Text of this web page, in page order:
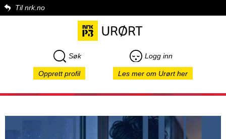
Til nrk.no
Søk Logg inn
Opprett profil Les mer om Urørt her